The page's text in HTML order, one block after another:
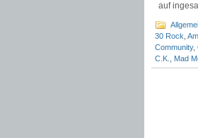
auf
30 Rock
Community,
C.K.
Mad